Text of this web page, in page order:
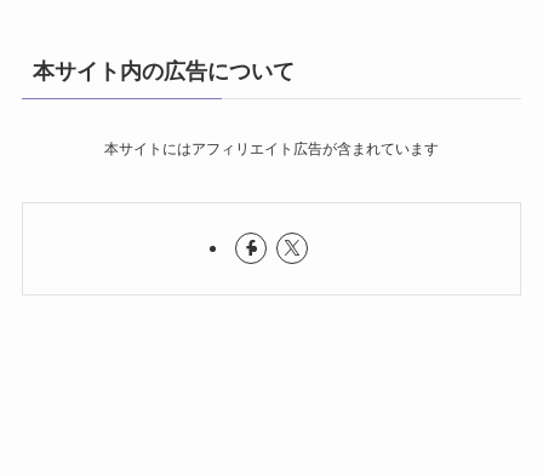
本サイト内の広告について
本サイトにはアフィリエイト広告が含まれています